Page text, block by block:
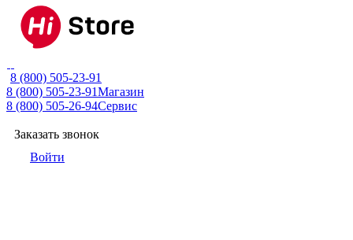
8 (800) 505-23-91
8 (800) 505-23-91Магазин
8 (800) 505-26-94Сервис
Заказать звонок
Войти